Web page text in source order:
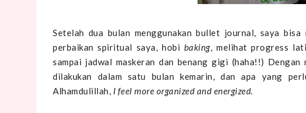
Setelah dua bulan menggunakan bullet journal, saya bisa
perbaikan spiritual saya, hobi baking, melihat progress
sampai jadwal maskeran dan benang gigi (haha!!)
dilakukan dalam satu bulan kemarin, dan apa yang
Alhamdulillah, I feel more organized and energized.